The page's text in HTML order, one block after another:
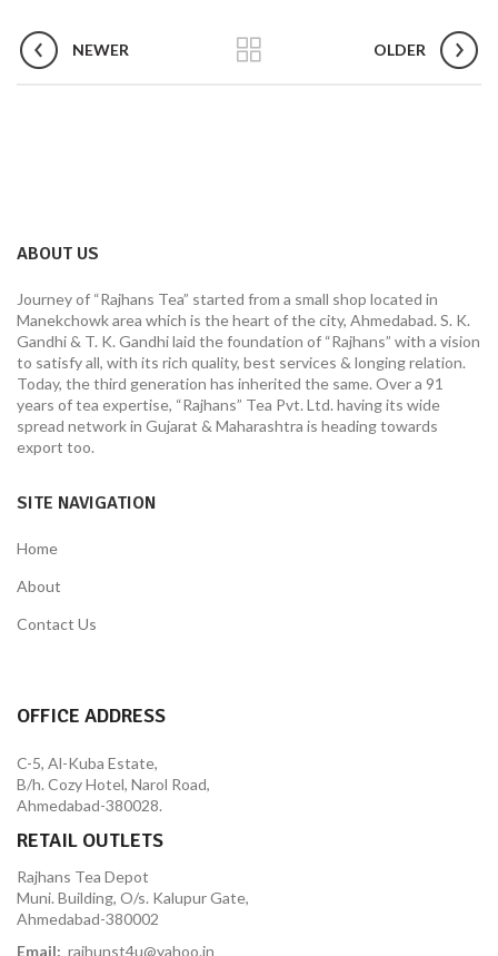
NEWER OLDER
ABOUT US
Journey of “Rajhans Tea” started from a small shop located in
Manekchowk area which is the heart of the city, Ahmedabad. S. K.
Gandhi & T. K. Gandhi laid the foundation of “Rajhans” with a vision
to satisfy all, with its rich quality, best services & longing relation.
Today, the third generation has inherited the same. Over a 91
years of tea expertise, “Rajhans” Tea Pvt. Ltd. having its wide
spread network in Gujarat & Maharashtra is heading towards
export too.
SITE NAVIGATION
Home
About
Contact Us
OFFICE ADDRESS
C-5, Al-Kuba Estate,
B/h. Cozy Hotel, Narol Road,
Ahmedabad-380028.
RETAIL OUTLETS
Rajhans Tea Depot
Muni. Building, O/s. Kalupur Gate,
Ahmedabad-380002
Email: rajhunst4u@yahoo.in